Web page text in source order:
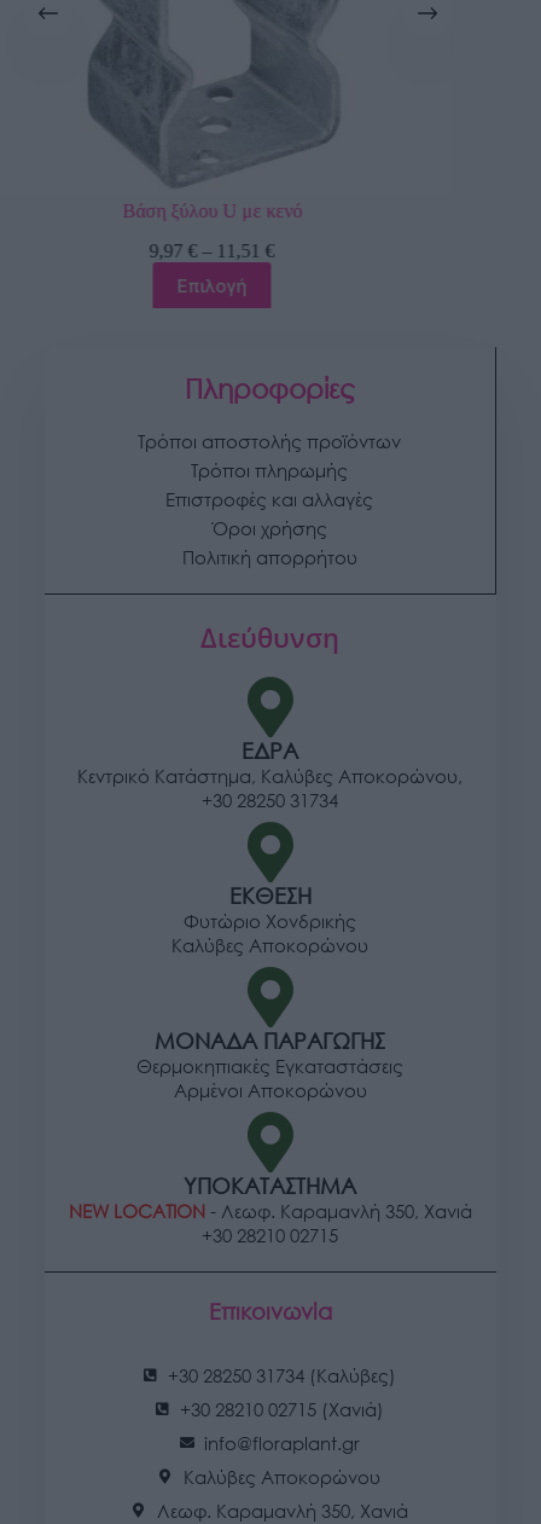
Επιτοίχια βάση ξύλου
41,16 €
Προσθήκη στο καλάθι
Πληροφορίες
Τρόποι αποστολής προϊόντων
Τρόποι πληρωμής
Επιστροφές και αλλαγές
Όροι χρήσης
Πολιτική απορρήτου
Διεύθυνση
ΕΔΡΑ
Κεντρικό Κατάστημα, Καλύβες Αποκορώνου,
+30 28250 31734
ΕΚΘΕΣΗ
Φυτώριο Χονδρικής
Καλύβες Αποκορώνου
ΜΟΝΑΔΑ ΠΑΡΑΓΩΓΗΣ
Θερμοκηπιακές Εγκαταστάσεις
Αρμένοι Αποκορώνου
ΥΠΟΚΑΤΑΣΤΗΜΑ
NEW LOCATION- Λεωφ. Καραμανλή 350, Χανιά
+30 28210 02715
Επικοινωνία
+30 28250 31734 (Καλύβες)
+30 28210 02715 (Χανιά)
info@floraplant.gr
Καλύβες Αποκορώνου
Λεωφ. Καραμανλή 350, Χανιά